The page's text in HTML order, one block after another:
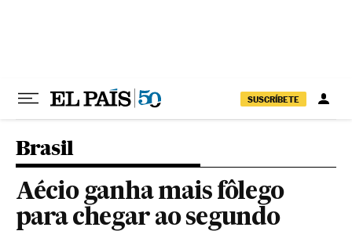
SUSCRÍBETE
Brasil
Aécio ganha mais fôlego
para chegar ao segundo